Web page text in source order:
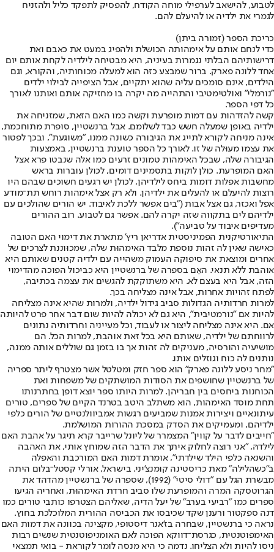
לטבוע, להישאב לערפילי מוחה הקודח, להפסיק לתפקד כליל ולהזניח
לגמרי את ילדיה או להיעלם להם.
כריכת הספר (זמורה ביתן)
כדי לנחם אותם על אימהותה הכושלת ולהפיג במעט את כאבם ואת
דרישותיהם הבלתי נגמרות בעיניה, היא מבטיחה לילדיה לקחת אותם יום
אחד ללונה פארק. ברור שמבצע כזה הוא למעלה מכוחותיה, והקורא, וגם
הילדים, אינם סומכים עליה שהוא יתקיים, אבל הציפייה לבילוי ילדים
"נורמלי" ואולטימטיבי והתהייה מה יקרה בו מחזיקה אותם ואותנו לאורך
כל דפי הספר.
קשה להזדהות עם דמות מופרעת וקשה כמו האם הזאת, שמזניחה את
ילדיה באופן שמעלה חשש כבד לשלומם. אבל ברנשטיין, סופרת מתוחכמת,
אינה מניחה לקורא לתייג את הגיבורה כשונה ממנו, "משוגעת", ובכך לפטור
את עצמו מעוּלה של זו. לאורך כל הספר טוענת ברנשטיין, באמצעות
הגיבורה שלה, שבכל האימהות טמונים זרעים כמו אלה שנבטו פרא אצל
האם המופרעת. כולן לוקות בתסמינים דומים, לכולן עוברות בראש
מחשבות אפלות דומות ביחס לילדיהן, לכולן יש רגעים חשוכים שבהם היו
רוצות להיעלם או להעלים את ילדיהן. ולא רק אצל אימהות רוחש תת־מודע
אפל ואכזר, גם אצל אבות ("בים אפשר ללכת לאיבוד. יש הורים שהולכים עם
ילדיהם לים בתקווה שזה יקרה להם. אפשר גם לטבוע. רוב ההורים
מעדיפים איבוד על טביעה").
התיאורטיקנית הפמיניסטית אדריאן ריץ' מתארת את דימוי האם הטובה
כאישה שאין לה זהות נוספת מלבד האימהוּת שלה, שמכוּוננת לצרכים של
אחרים ומוצאת את סיפוקה העמוק משהייה עם ילדיה קטנים שאותם היא
אוהבת ללא תנאי. האֵם בספרה של ברנשטיין היא כביכול הפוכה מהדימוי
הזה, אבל היא בעצם לא. היא משתוקקת להגשים את עצמה בכתיבה,
לפתח זהויות אחרות, אבל אינה מצליחה בכך.
למרות חרדותיה הגדולות סביב גידול ילדיה, ולמרות שהיא אינה מצליחה
להיות אם "נורמטיבית", היא גם לא יכולה להיות שום דבר אחר פרט להיותה
אם. היא אינה מצליחה ליצור או לעבוד, וכל מעייניה וחרדותיה נתונים
לרווחתם של ילדיה, שאותם היא בכל זאת אוהבת, למרות הכל. הם
מושיעיה והורסיה, מעניקים לה זהות אך בו בזמן גם שוללים אותה ממנה,
נותנים לה כוח וגוזלים אותו.
"מחר ניסע ללונה פארק" הוא ספר חזק ומטלטל אשר מצטרף ליתר ספריה
של ברנשטיין שחושפים את הסודות המושתקים של משפחות ואת
הכוחנות ביחסים בין חבריהן. למרות היותו ספר יוצא דופן בחתרנותו
תחת מוסד האימהות, הוא משתלב היטב בטרנד הקיים של ספרים, טורים
עיתונאיים ויצירות אמנות שמביעים רגשות אמביוולנטיים של הורים כלפי
ילדיהם, ומעמיקים את הסדק במסכת ההורות המושלמת.
"חייבים לדבר על קווין" המצמרר של ליונל שרייבר קרא תיגר על אהבת האם
לילדהּ, "אני רוצה לחלוק איתך את הדבר הזה שמוחץ אותי, את האהבה
והשנאה כלפי הילד שילדתי", אומרת דמות האם המורכבת והאפלה
ב"כשהלילה" מאת כריסטינה קומנצ'יני. בישראל, אורלי קסטל־בלום היתה
מבשרת הגל עם "דולי סיטי" (1992), שספרה של ברנשטיין מהדהד את
הגרוטסקה המרה והמופרעת שלו סביב חרדת האימהוּת, ואחריה הגיעו
ספרים כמו "רביעי בערב" של יעל הדיה, שאליהם הצטרפו כותבי טורים כמו
דנה ספקטור ורענן שקד שכיבסו את הכביסה ההורית המלוכלכת בחוץ.
נראה כי ברנשטיין, שבחרה בז'אנר דיסטופי, מקצינה בכוונה את דמות האם
האימפוטנטית, כגרסת־דווקא הפוכה לאם האומניפוטנטית שנשים רבות
ניסו להיות ולא הצליחו. נדמה כי היא מנסה לומר לקוראת - בואי תמצאי